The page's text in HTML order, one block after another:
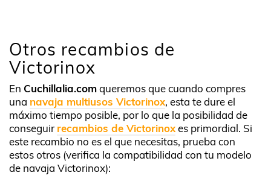
Otros recambios de
Victorinox
En Cuchillalia.comqueremos que cuando compres
una navaja multiusos Victorinox, esta te dure el
máximo tiempo posible, por lo que la posibilidad de
conseguir recambios de Victorinoxes primordial. Si
este recambio no es el que necesitas, prueba con
estos otros (verifica la compatibilidad con tu modelo
de navaja Victorinox):